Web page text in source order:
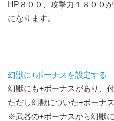
HP８００、攻撃力１８００
になります。
幻獣に+ボーナスを設定する
幻獣にも+ボーナスがあり、
ただし幻獣についた+ボーナ
※武器の+ボーナスから幻獣